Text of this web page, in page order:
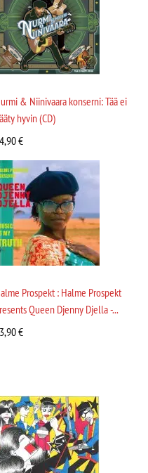
& Niinivaara konserni: Tää ei
hyvin (CD)
€
Prospekt : Halme Prospekt
Queen Djenny Djella -...
€